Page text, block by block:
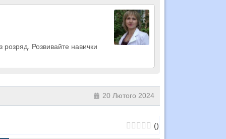
Розвивайте навички
20 Лютого 2024
()